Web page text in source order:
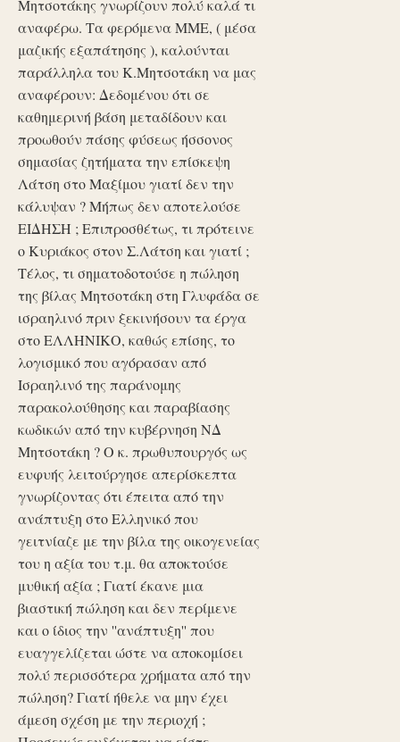
Μητσοτάκης γνωρίζουν πολύ καλά τι
αναφέρω. Τα φερόμενα ΜΜΕ, ( μέσα
μαζικής εξαπάτησης ), καλούνται
παράλληλα του Κ.Μητσοτάκη να μας
αναφέρουν: Δεδομένου ότι σε
καθημερινή βάση μεταδίδουν και
προωθούν πάσης φύσεως ήσσονος
σημασίας ζητήματα την επίσκεψη
Λάτση στο Μαξίμου γιατί δεν την
κάλυψαν ? Μήπως δεν αποτελούσε
ΕΙΔΗΣΗ ; Επιπροσθέτως, τι πρότεινε
ο Κυριάκος στον Σ.Λάτση και γιατί ;
Τέλος, τι σηματοδοτούσε η πώληση
της βίλας Μητσοτάκη στη Γλυφάδα σε
ισραηλινό πριν ξεκινήσουν τα έργα
στο ΕΛΛΗΝΙΚΟ, καθώς επίσης, το
λογισμικό που αγόρασαν από
Ισραηλινό της παράνομης
παρακολούθησης και παραβίασης
κωδικών από την κυβέρνηση ΝΔ
Μητσοτάκη ? Ο κ. πρωθυπουργός ως
ευφυής λειτούργησε απερίσκεπτα
γνωρίζοντας ότι έπειτα από την
ανάπτυξη στο Ελληνικό που
γειτνίαζε με την βίλα της οικογενείας
του η αξία του τ.μ. θα αποκτούσε
μυθική αξία ; Γιατί έκανε μια
βιαστική πώληση και δεν περίμενε
και ο ίδιος την ''ανάπτυξη'' που
ευαγγελίζεται ώστε να αποκομίσει
πολύ περισσότερα χρήματα από την
πώληση? Γιατί ήθελε να μην έχει
άμεση σχέση με την περιοχή ;